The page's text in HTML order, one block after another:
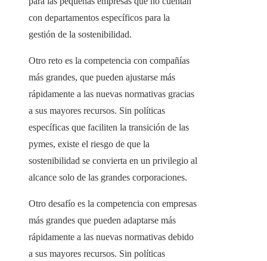
con departamentos específicos para la
gestión de la sostenibilidad.
Otro reto es la competencia con compañías
más grandes, que pueden ajustarse más
rápidamente a las nuevas normativas gracias
a sus mayores recursos. Sin políticas
específicas que faciliten la transición de las
pymes, existe el riesgo de que la
sostenibilidad se convierta en un privilegio al
alcance solo de las grandes corporaciones.
Otro desafío es la competencia con empresas
más grandes que pueden adaptarse más
rápidamente a las nuevas normativas debido
a sus mayores recursos. Sin políticas